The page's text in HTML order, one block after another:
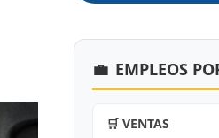
💼 EMPLEOS
🛒 VENTAS